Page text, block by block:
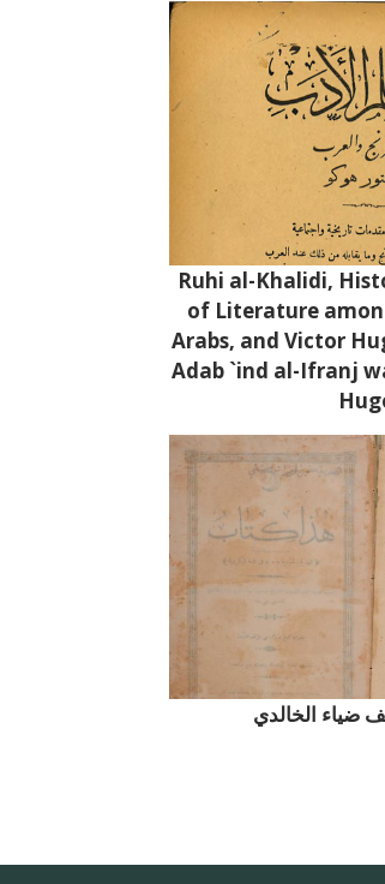
Ruhi al-Khalidi,
of Literature
Arabs, and Victor
Adab `ind al-Ifranj
الخالدي